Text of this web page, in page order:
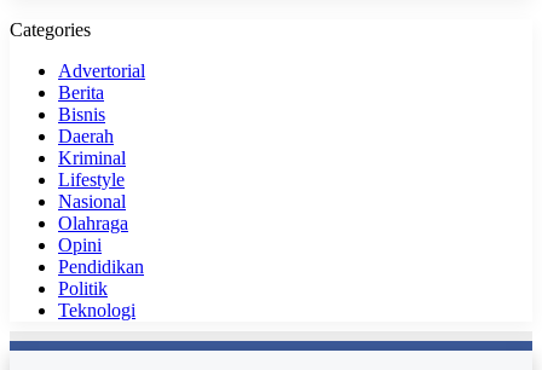
Categories
Advertorial
Berita
Bisnis
Daerah
Kriminal
Lifestyle
Nasional
Olahraga
Opini
Pendidikan
Politik
Teknologi